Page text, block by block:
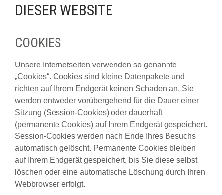
DIESER WEBSITE
COOKIES
Unsere Internetseiten verwenden so genannte
„Cookies“. Cookies sind kleine Datenpakete und
richten auf Ihrem Endgerät keinen Schaden an. Sie
werden entweder vorübergehend für die Dauer einer
Sitzung (Session-Cookies) oder dauerhaft
(permanente Cookies) auf Ihrem Endgerät gespeichert.
Session-Cookies werden nach Ende Ihres Besuchs
automatisch gelöscht. Permanente Cookies bleiben
auf Ihrem Endgerät gespeichert, bis Sie diese selbst
löschen oder eine automatische Löschung durch Ihren
Webbrowser erfolgt.